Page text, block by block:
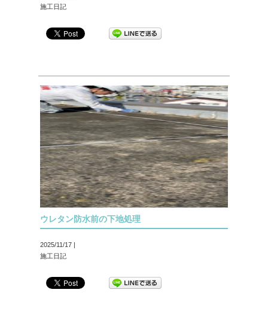
施工日記
ウレタン防水前の下地処理
2025/11/17 |
施工日記